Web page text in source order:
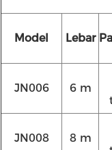
Model Lebar
JN006 6 m
JN008 8 m